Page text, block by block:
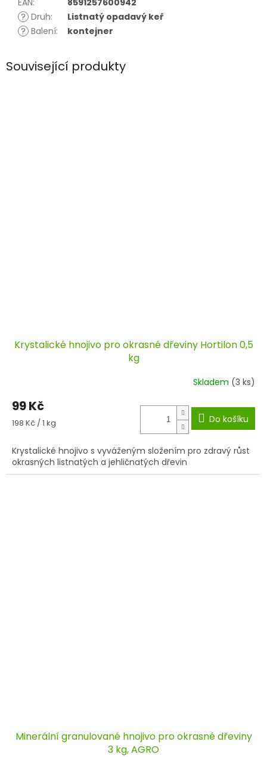
EAN:
8591257600942
? Druh:
Listnatý opadavý keř
? Balení: kontejner
Související produkty
Krystalické hnojivo pro okrasné dřeviny Hortilon 0,5
kg
Skladem (3 ks)
99 Kč
Měrná
198 Kč / 1 kg Do košíku
Krystalické hnojivo s vyváženým složením pro zdravý růst
okrasných listnatých a jehličnatých dřevin
Minerální granulované hnojivo pro okrasné dřeviny
3 kg, AGRO